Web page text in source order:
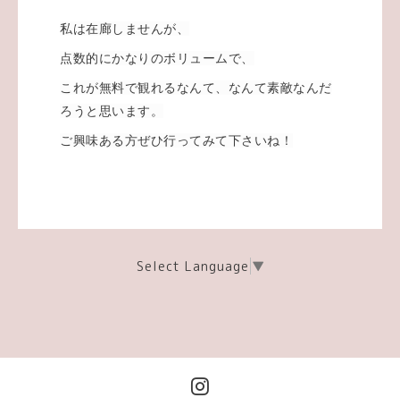
私は在廊しませんが、
点数的にかなりのボリュームで、
これが無料で観れるなんて、なんて素敵なんだ
ろうと思います。
ご興味ある方ぜひ行ってみて下さいね！
Select Language ▼